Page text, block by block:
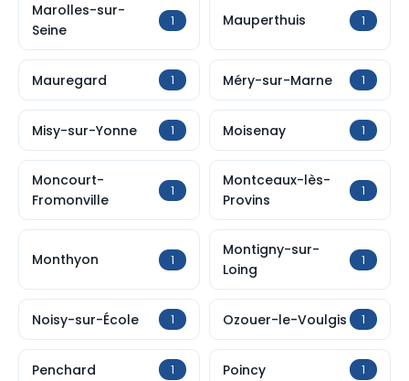
Marolles-sur-
Seine
1 Mauperthuis 1
Mauregard 1 Méry-sur-Marne 1
Misy-sur-Yonne 1 Moisenay 1
Moncourt-
Fromonville
1
Montceaux-lès-
Provins
1
Monthyon 1
Montigny-sur-
Loing
1
Noisy-sur-École 1 Ozouer-le-Voulgis 1
Penchard 1 Poincy 1